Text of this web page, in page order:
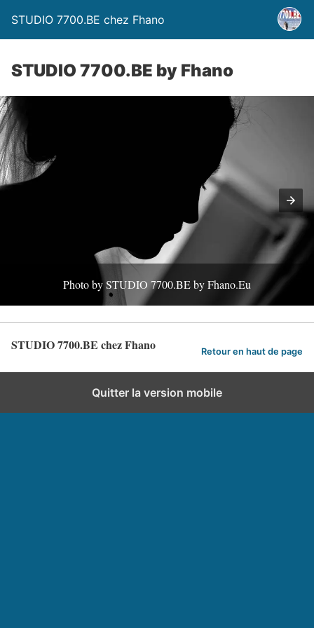
STUDIO 7700.BE chez Fhano
STUDIO 7700.BE by Fhano
Photo by STUDIO 7700.BE by Fhano.Eu
STUDIO 7700.BE chez Fhano Retour en haut de page
Quitter la version mobile